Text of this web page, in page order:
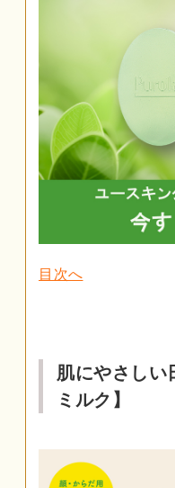
目次へ
肌にやさしい
ミルク】